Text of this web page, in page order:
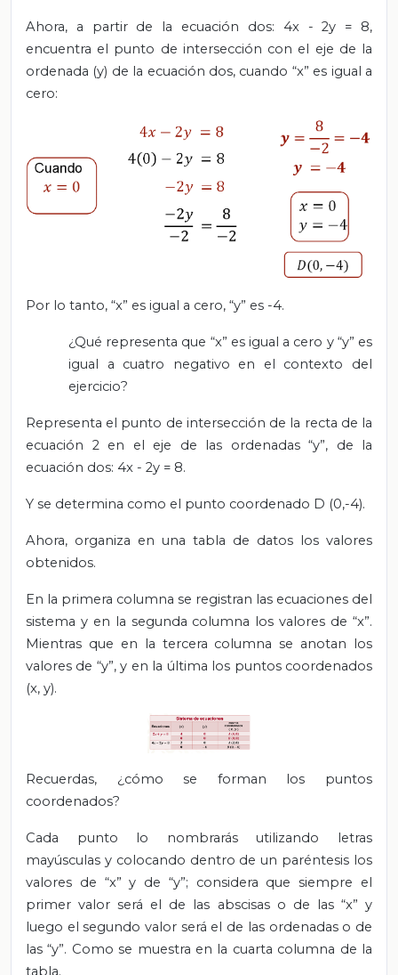
Ahora, a partir de la ecuación dos: 4x - 2y = 8,
encuentra el punto de intersección con el eje de la
ordenada (y) de la ecuación dos, cuando “x” es igual a
cero:
Por lo tanto, “x” es igual a cero, “y” es -4.
¿Qué representa que “x” es igual a cero y “y” es
igual a cuatro negativo en el contexto del
ejercicio?
Representa el punto de intersección de la recta de la
ecuación 2 en el eje de las ordenadas “y”, de la
ecuación dos: 4x - 2y = 8.
Y se determina como el punto coordenado D (0,-4).
Ahora, organiza en una tabla de datos los valores
obtenidos.
En la primera columna se registran las ecuaciones del
sistema y en la segunda columna los valores de “x”.
Mientras que en la tercera columna se anotan los
valores de “y”, y en la última los puntos coordenados
(x, y).
Recuerdas, ¿cómo se forman los puntos
coordenados?
Cada punto lo nombrarás utilizando letras
mayúsculas y colocando dentro de un paréntesis los
valores de “x” y de “y”; considera que siempre el
primer valor será el de las abscisas o de las “x” y
luego el segundo valor será el de las ordenadas o de
las “y”. Como se muestra en la cuarta columna de la
tabla.